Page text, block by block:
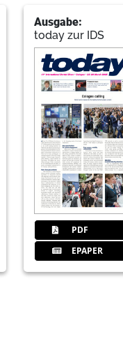
Ausgabe:
today zur IDS
PDF
EPAPER